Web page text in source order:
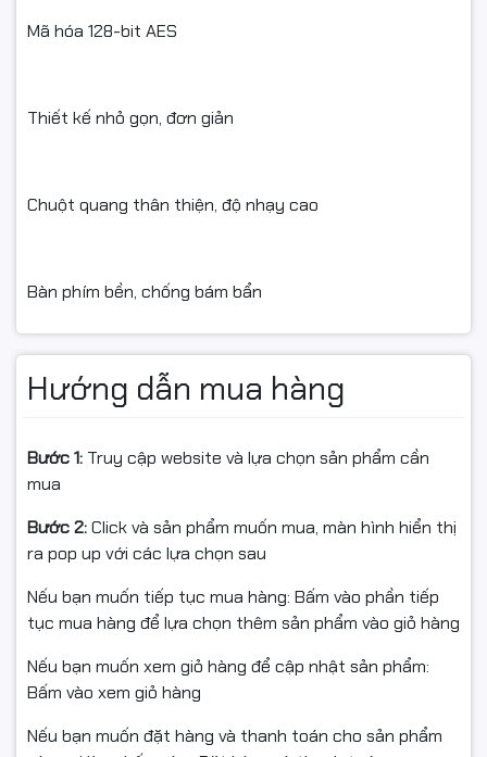
Mã hóa 128-bit AES
Thiết kế nhỏ gọn, đơn giản
Chuột quang thân thiện, độ nhạy cao
Bàn phím bền, chống bám bẩn
Hướng dẫn mua hàng
Bước 1: Truy cập website và lựa chọn sản phẩm cần
mua
Bước 2:Click và sản phẩm muốn mua, màn hình hiển thị
ra pop up với các lựa chọn sau
Nếu bạn muốn tiếp tục mua hàng: Bấm vào phần tiếp
tục mua hàng để lựa chọn thêm sản phẩm vào giỏ hàng
Nếu bạn muốn xem giỏ hàng để cập nhật sản phẩm:
Bấm vào xem giỏ hàng
Nếu bạn muốn đặt hàng và thanh toán cho sản phẩm